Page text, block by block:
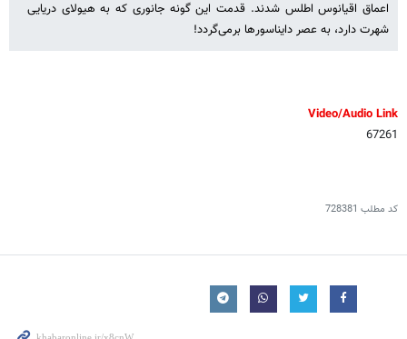
اعماق اقیانوس اطلس شدند. قدمت این گونه جانوری که به هیولای دریایی
شهرت دارد، به عصر دایناسورها برمی‌گردد!
Video/Audio Link
67261
کد مطلب 728381